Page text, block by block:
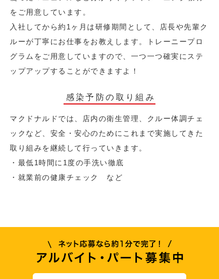
をご用意しています。
入社してから約1ヶ月は研修期間として、店長や先輩ク
ルーが丁寧にお仕事をお教えします。トレーニープロ
グラムをご用意していますので、一つ一つ確実にステ
ップアップすることができますよ！
感染予防の取り組み
マクドナルドでは、店内の衛生管理、クルー体調チェ
ックなど、安全・安心のためにこれまで実施してきた
取り組みを継続して行っていきます。
・最低1時間に1度の手洗い徹底
・就業前の健康チェック など